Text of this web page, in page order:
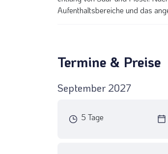
Aufenthaltsbereiche und das
Termine & Preise
September 2027
5 Tage